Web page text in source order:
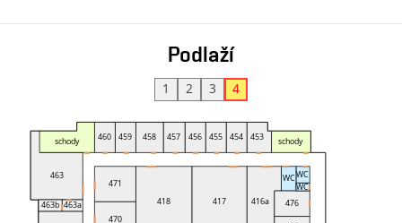
Podlaží
1 2 3 4